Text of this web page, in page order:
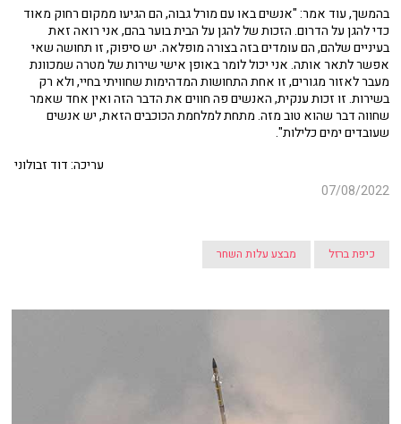
בהמשך, עוד אמר: "אנשים באו עם מורל גבוה, הם הגיעו ממקום רחוק מאוד
כדי להגן על הדרום. הזכות של להגן על הבית בוער בהם, אני רואה זאת
בעיניים שלהם, הם עומדים בזה בצורה מופלאה. יש סיפוק, זו תחושה שאי
אפשר לתאר אותה. אני יכול לומר באופן אישי שירות של מטרה שמכוונת
מעבר לאזור מגורים, זו אחת התחושות המדהימות שחוויתי בחיי, ולא רק
בשירות. זו זכות ענקית, האנשים פה חווים את הדבר הזה ואין אחד שאמר
שחווה דבר שהוא טוב מזה. מתחת למלחמת הכוכבים הזאת, יש אנשים
שעובדים ימים כלילות".
עריכה: דוד זבולוני
07/08/2022
כיפת ברזל מבצע עלות השחר